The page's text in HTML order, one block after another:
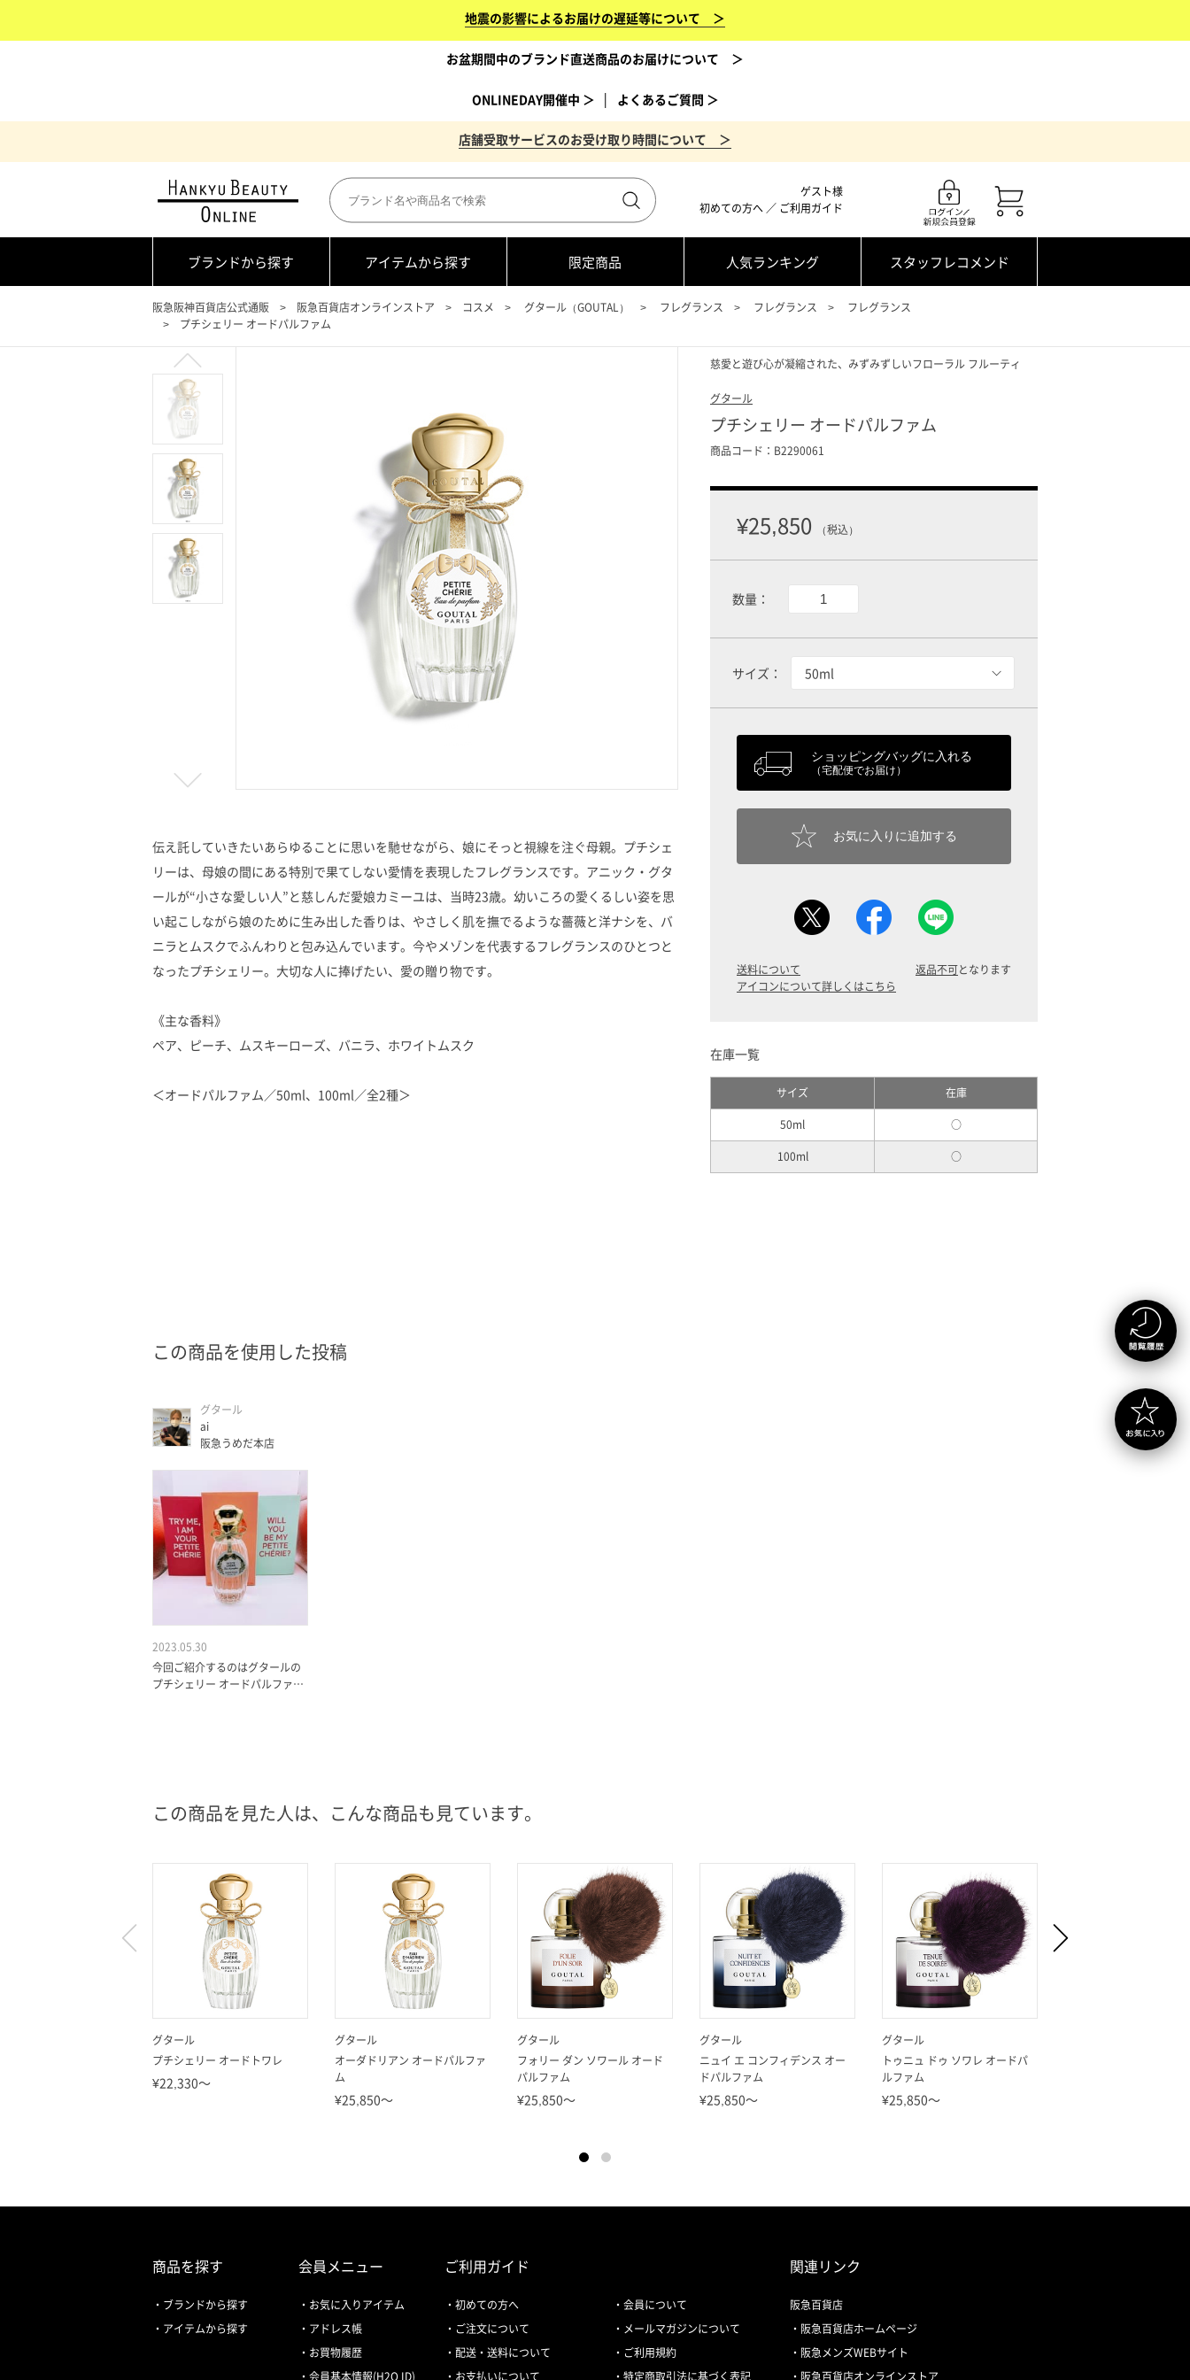
地震の影響によるお届けの遅延等について ＞
お盆期間中のブランド直送商品のお届けについて ＞
ONLINEDAY開催中 ＞ よくあるご質問 ＞
店舗受取サービスのお受け取り時間について ＞
ゲスト様
初めての方へ ／ ご利用ガイド
ブランドから探す アイテムから探す 限定商品 人気ランキング スタッフレコメンド
阪急阪神百貨店公式通販 阪急百貨店オンラインストア コスメ グタール（GOUTAL） フレグランス フレグランス
フレグランス
プチシェリー オードパルファム
伝え託していきたいあらゆることに思いを馳せながら、娘にそっと視線を注ぐ母親。プチシェ
リーは、母娘の間にある特別で果てしない愛情を表現したフレグランスです。アニック・グタ
ールが“小さな愛しい人”と慈しんだ愛娘カミーユは、当時23歳。幼いころの愛くるしい姿を思
い起こしながら娘のために生み出した香りは、やさしく肌を撫でるような薔薇と洋ナシを、バ
ニラとムスクでふんわりと包み込んでいます。今やメゾンを代表するフレグランスのひとつと
なったプチシェリー。大切な人に捧げたい、愛の贈り物です。
《主な香料》
ペア、ピーチ、ムスキーローズ、バニラ、ホワイトムスク
＜オードパルファム／50ml、100ml／全2種＞
慈愛と遊び心が凝縮された、みずみずしいフローラル フルーティ
グタール
プチシェリー オードパルファム
商品コード：B2290061
¥25,850 （税込）
数量：
サイズ： 50ml
ショッピングバッグに入れる
（宅配便でお届け）
お気に入りに追加する
送料について
アイコンについて詳しくはこちら
返品不可となります
在庫一覧
サイズ
在庫
50ml
○
100ml
○
この商品を使用した投稿
グタール
ai
阪急うめだ本店
2023.05.30
今回ご紹介するのはグタールの
プチシェリー オードパルファム
この商品を見た人は、こんな商品も見ています。
グタール
プチシェリー オードトワレ
¥22,330～
グタール
オーダドリアン オードパルファ
ム
¥25,850～
グタール
フォリー ダン ソワール オード
パルファム
¥25,850～
グタール
ニュイ エ コンフィデンス オー
ドパルファム
¥25,850～
グタール
トゥニュ ドゥ ソワレ オードパ
ルファム
¥25,850～
商品を探す
ブランドから探す
アイテムから探す
会員メニュー
お気に入りアイテム
アドレス帳
お買物履歴
会員基本情報(H2O ID)
ご利用ガイド
初めての方へ
会員について
ご注文について
メールマガジンについて
配送・送料について
ご利用規約
お支払いについて
特定商取引法に基づく表記
関連リンク
阪急百貨店
阪急百貨店ホームページ
阪急メンズWEBサイト
阪急百貨店オンラインストア